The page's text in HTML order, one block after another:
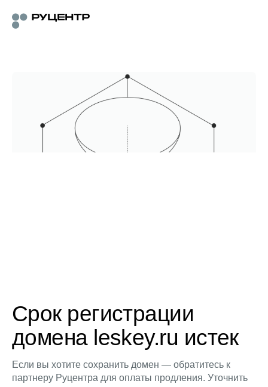
Срок регистрации
домена leskey.ru истек
Если вы хотите сохранить домен — обратитесь к
партнеру Руцентра для оплаты продления. Уточнить